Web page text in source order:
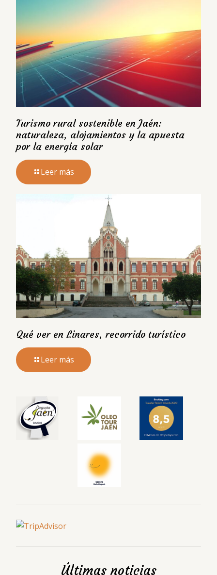
Turismo rural sostenible en Jaén:
naturaleza, alojamientos y la apuesta
por la energía solar
Leer más
Qué ver en Linares, recorrido turístico
Leer más
Últimas noticias